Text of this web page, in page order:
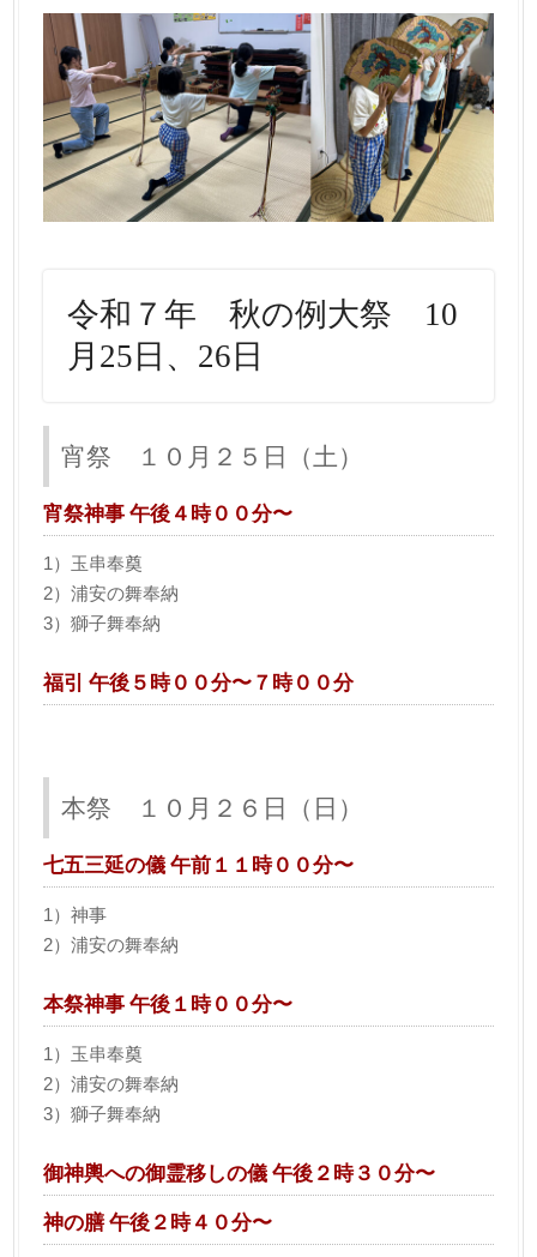
令和７年 秋の例大祭 10
月25日、26日
宵祭 １０月２５日（土）
宵祭神事 午後４時００分〜
1）玉串奉奠
2）浦安の舞奉納
3）獅子舞奉納
福引 午後５時００分〜７時００分
本祭 １０月２６日（日）
七五三延の儀 午前１１時００分〜
1）神事
2）浦安の舞奉納
本祭神事 午後１時００分〜
1）玉串奉奠
2）浦安の舞奉納
3）獅子舞奉納
御神輿への御霊移しの儀 午後２時３０分〜
神の膳 午後２時４０分〜